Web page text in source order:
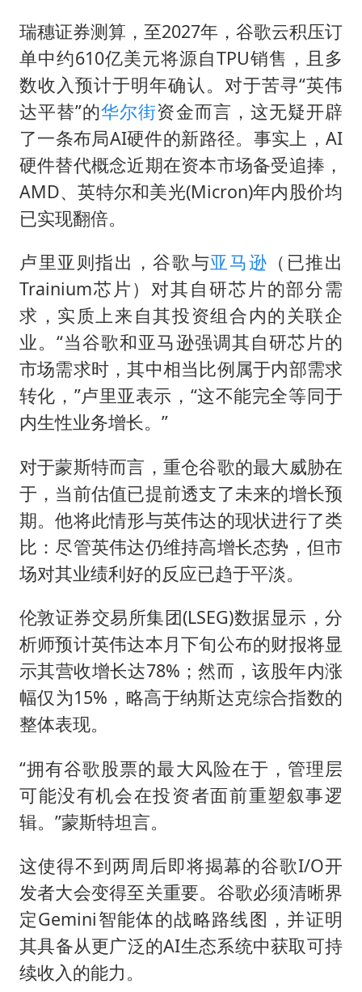
瑞穗证券测算，至2027年，谷歌云积压订
单中约610亿美元将源自TPU销售，且多
数收入预计于明年确认。对于苦寻“英伟
达平替”的华尔街资金而言，这无疑开辟
了一条布局AI硬件的新路径。事实上，AI
硬件替代概念近期在资本市场备受追捧，
AMD、英特尔和美光(Micron)年内股价均
已实现翻倍。
卢里亚则指出，谷歌与亚马逊 （已推出
Trainium芯片）对其自研芯片的部分需
求，实质上来自其投资组合内的关联企
业。“当谷歌和亚马逊强调其自研芯片的
市场需求时，其中相当比例属于内部需求
转化，”卢里亚表示，“这不能完全等同于
内生性业务增长。”
对于蒙斯特而言，重仓谷歌的最大威胁在
于，当前估值已提前透支了未来的增长预
期。他将此情形与英伟达的现状进行了类
比：尽管英伟达仍维持高增长态势，但市
场对其业绩利好的反应已趋于平淡。
伦敦证券交易所集团(LSEG)数据显示，分
析师预计英伟达本月下旬公布的财报将显
示其营收增长达78%；然而，该股年内涨
幅仅为15%，略高于纳斯达克综合指数的
整体表现。
“拥有谷歌股票的最大风险在于，管理层
可能没有机会在投资者面前重塑叙事逻
辑。”蒙斯特坦言。
这使得不到两周后即将揭幕的谷歌I/O开
发者大会变得至关重要。谷歌必须清晰界
定Gemini智能体的战略路线图，并证明
其具备从更广泛的AI生态系统中获取可持
续收入的能力。